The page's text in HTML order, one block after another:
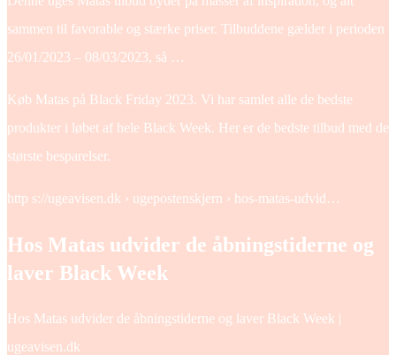
sammen til favorable og stærke priser. Tilbuddene gælder i perioden
26/01/2023 – 08/03/2023, så …
Køb Matas på Black Friday 2023. Vi har samlet alle de bedste
produkter i løbet af hele Black Week. Her er de bedste tilbud med de
største besparelser.
http s://ugeavisen.dk › ugepostenskjern › hos-matas-udvid…
Hos Matas udvider de åbningstiderne og
laver Black Week
Hos Matas udvider de åbningstiderne og laver Black Week |
ugeavisen.dk